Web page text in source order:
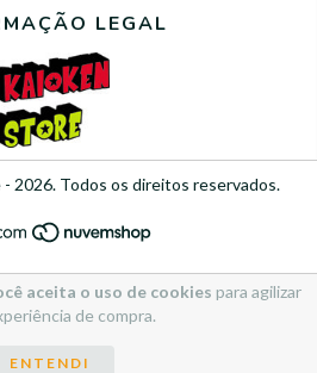
aceita o uso de cookies para agilizar
de compra.
ENTENDI
LEGAL
2026. Todos os direitos reservados.